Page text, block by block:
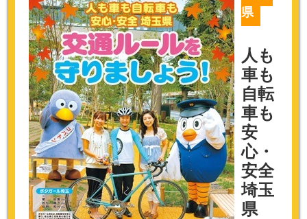
県
人も
車も
自転
車も
安
心・
安全
埼玉
県